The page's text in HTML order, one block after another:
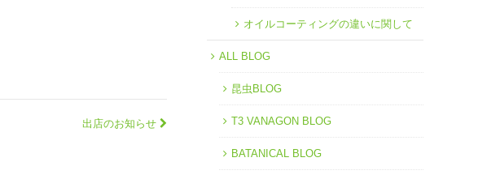
出店のお知らせ
オイルコーティングの違いに関して
ALL BLOG
昆虫BLOG
T3 VANAGON BLOG
BATANICAL BLOG